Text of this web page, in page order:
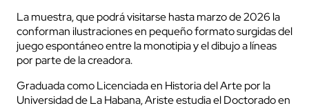
La muestra, que podrá visitarse hasta marzo de 2026 la
conforman ilustraciones en pequeño formato surgidas del
juego espontáneo entre la monotipia y el dibujo a líneas
por parte de la creadora.
Graduada como Licenciada en Historia del Arte por la
Universidad de La Habana, Ariste estudia el Doctorado en